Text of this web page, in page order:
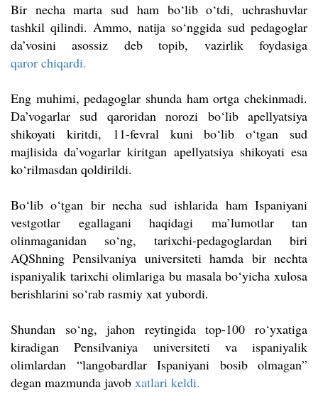
Bir necha marta sud ham bo‘lib o‘tdi, uchrashuvlar
tashkil qilindi. Ammo, natija so‘nggida sud pedagoglar
da’vosini asossiz deb topib, vazirlik foydasiga
qaror chiqardi.
Eng muhimi, pedagoglar shunda ham ortga chekinmadi.
Da’vogarlar sud qaroridan norozi bo‘lib apellyatsiya
shikoyati kiritdi, 11-fevral kuni bo‘lib o‘tgan sud
majlisida da’vogarlar kiritgan apellyatsiya shikoyati esa
ko‘rilmasdan qoldirildi.
Bo‘lib o‘tgan bir necha sud ishlarida ham Ispaniyani
vestgotlar egallagani haqidagi ma’lumotlar tan
olinmaganidan so‘ng, tarixchi-pedagoglardan biri
AQShning Pensilvaniya universiteti hamda bir nechta
ispaniyalik tarixchi olimlariga bu masala bo‘yicha xulosa
berishlarini so‘rab rasmiy xat yubordi.
Shundan so‘ng, jahon reytingida top-100 ro‘yxatiga
kiradigan Pensilvaniya universiteti va ispaniyalik
olimlardan “langobardlar Ispaniyani bosib olmagan”
degan mazmunda javob xatlari keldi.